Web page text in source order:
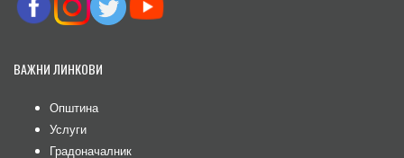
ВАЖНИ ЛИНКОВИ
Општина
Услуги
Градоначалник